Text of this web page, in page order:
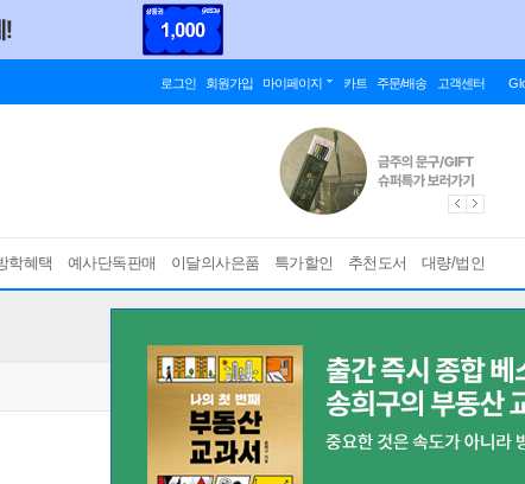
로그인 회원가입 마이페이지 카트 주문/배송 고객센터
학혜택 예사단독판매 이달의사은품 특가할인 추천도서 대량/법인